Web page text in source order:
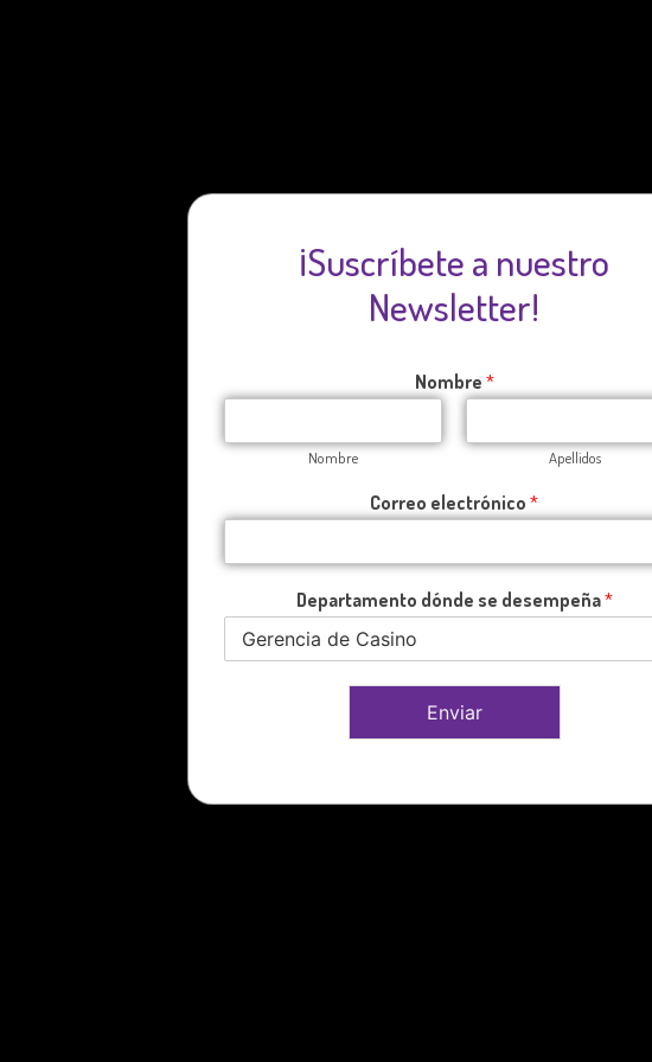
¡Suscríbete a nuestro
Newsletter!
Nombre *
Nombre Apellidos
Correo electrónico *
Departamento dónde se desempeña*
Enviar